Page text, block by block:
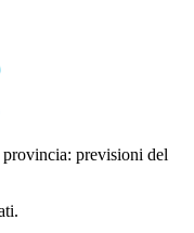
previsioni del